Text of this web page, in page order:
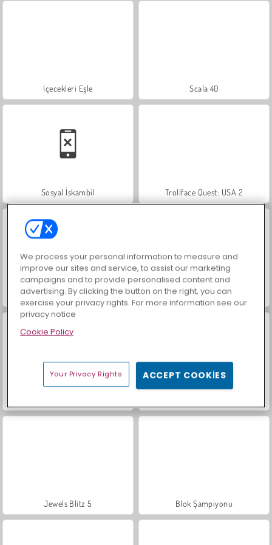
İçecekleri Eşle Scala 40
Sosyal İskambil Trollface Quest: USA 2
Masha and the Bear: Meadows Farm Merge Valley
Jewels Blitz 5 Blok Şampiyonu
We process your personal information to measure and
improve our sites and service, to assist our marketing
campaigns and to provide personalised content and
advertising. By clicking the button on the right, you can
exercise your privacy rights. For more information see our
privacy notice
Cookie Policy
Your Privacy Rights ACCEPT COOKIES